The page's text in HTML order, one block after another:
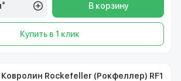
В корзину
Купить в 1 клик
Ковролин Rockefeller (Рокфеллер) RF1